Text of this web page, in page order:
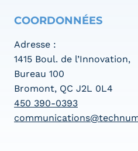
COORDONNÉES
Adresse :
1415 Boul. de l’Innovation,
Bureau 100
Bromont, QC J2L 0L4
450 390-0393